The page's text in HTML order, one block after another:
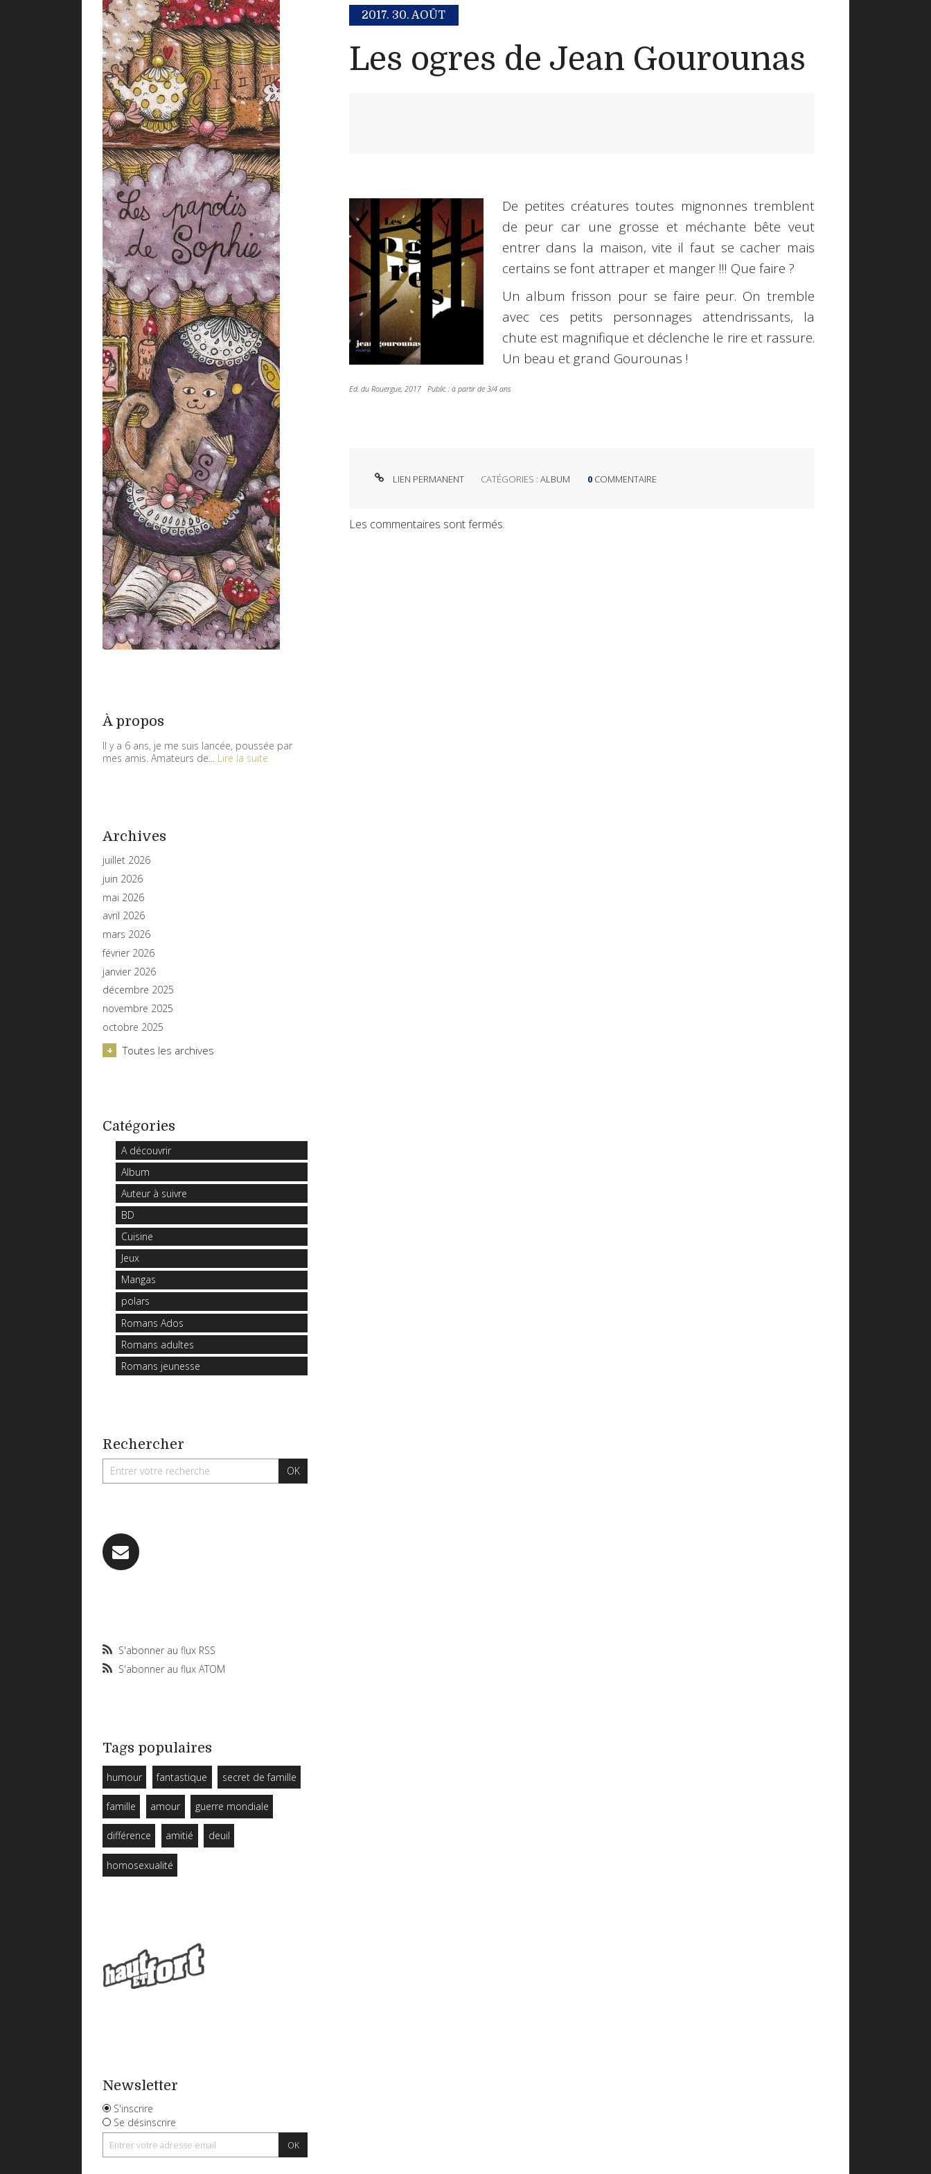
À propos
Il y a 6 ans, je me suis lancée, poussée par
mes amis. Amateurs de...
Lire la suite
Archives
juillet 2026
juin 2026
mai 2026
avril 2026
mars 2026
février 2026
janvier 2026
décembre 2025
novembre 2025
octobre 2025
Toutes les archives
Catégories
A découvrir
Album
Auteur à suivre
BD
Cuisine
Jeux
Mangas
polars
Romans Ados
Romans adultes
Romans jeunesse
Rechercher
S'abonner au flux RSS
S'abonner au flux ATOM
Tags populaires
humour fantastique secret de famille
famille amour guerre mondiale
différence amitié deuil
homosexualité
Newsletter
S'inscrire
Se désinscrire
2017. 30. AOÛT
Les ogres de Jean Gourounas
De petites créatures toutes mignonnes tremblent
de peur car une grosse et méchante bête veut
entrer dans la maison, vite il faut se cacher mais
certains se font attraper et manger !!! Que faire ?
Un album frisson pour se faire peur. On tremble
avec ces petits personnages attendrissants, la
chute est magnifique et déclenche le rire et rassure.
Un beau et grand Gourounas !
Ed. du Rouergue, 2017 Public : à partir de 3/4 ans
LIEN PERMANENT CATÉGORIES :ALBUM 0 COMMENTAIRE
Les commentaires sont fermés.